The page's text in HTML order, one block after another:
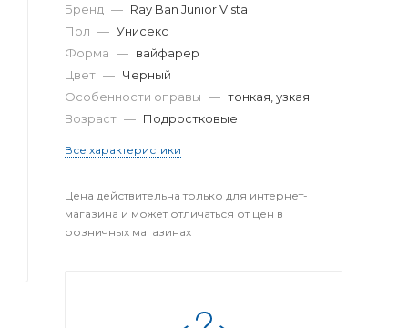
Бренд — Ray Ban Junior Vista
Пол — Унисекс
Форма — вайфарер
Цвет — Черный
Особенности оправы — тонкая, узкая
Возраст — Подростковые
Все характеристики
Цена действительна только для интернет-
магазина и может отличаться от цен в
розничных магазинах